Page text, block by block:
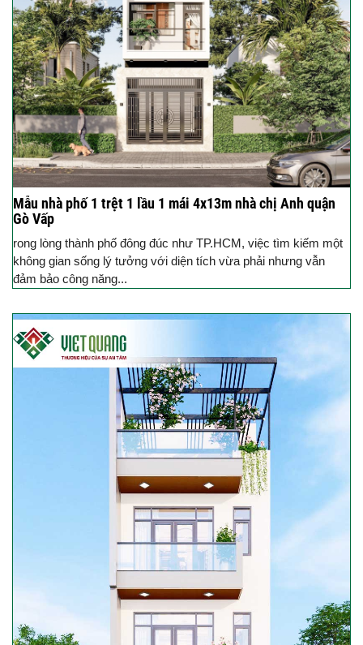
Mẫu nhà phố 1 trệt 1 lầu 1 mái 4x13m nhà chị Anh quận
Gò Vấp
rong lòng thành phố đông đúc như TP.HCM, việc tìm kiếm một
không gian sống lý tưởng với diện tích vừa phải nhưng vẫn
đảm bảo công năng...